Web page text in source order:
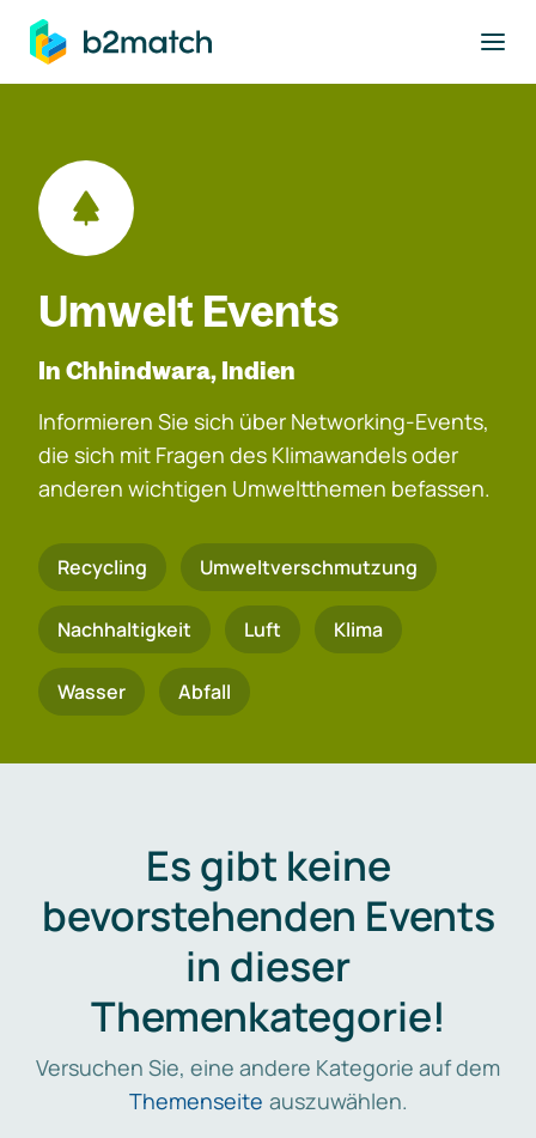
springen
Umwelt Events
In Chhindwara, Indien
Informieren Sie sich über Networking-Events,
die sich mit Fragen des Klimawandels oder
anderen wichtigen Umweltthemen befassen.
Recycling Umweltverschmutzung
Nachhaltigkeit Luft Klima
Wasser Abfall
Es gibt keine
bevorstehenden Events
in dieser
Themenkategorie!
Versuchen Sie, eine andere Kategorie auf dem
Themenseite auszuwählen.